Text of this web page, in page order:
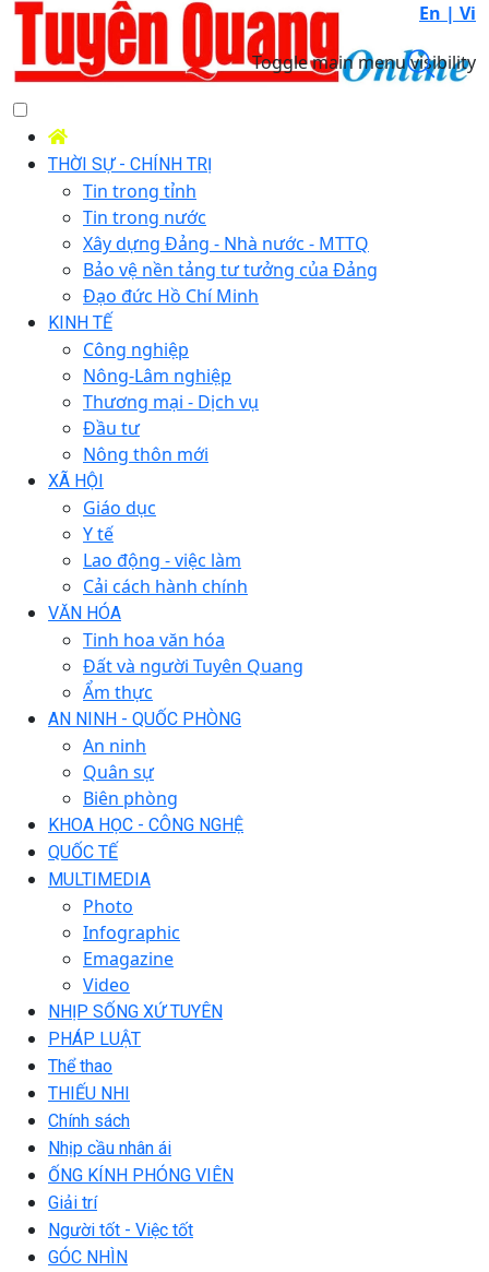
En | Vi
Toggle main menu visibility
THỜI SỰ - CHÍNH TRỊ
Tin trong tỉnh
Tin trong nước
Xây dựng Đảng - Nhà nước - MTTQ
Bảo vệ nền tảng tư tưởng của Đảng
Đạo đức Hồ Chí Minh
KINH TẾ
Công nghiệp
Nông-Lâm nghiệp
Thương mại - Dịch vụ
Đầu tư
Nông thôn mới
XÃ HỘI
Giáo dục
Y tế
Lao động - việc làm
Cải cách hành chính
VĂN HÓA
Tinh hoa văn hóa
Đất và người Tuyên Quang
Ẩm thực
AN NINH - QUỐC PHÒNG
An ninh
Quân sự
Biên phòng
KHOA HỌC - CÔNG NGHỆ
QUỐC TẾ
MULTIMEDIA
Photo
Infographic
Emagazine
Video
NHỊP SỐNG XỨ TUYÊN
PHÁP LUẬT
Thể thao
THIẾU NHI
Chính sách
Nhịp cầu nhân ái
ỐNG KÍNH PHÓNG VIÊN
Giải trí
Người tốt - Việc tốt
GÓC NHÌN